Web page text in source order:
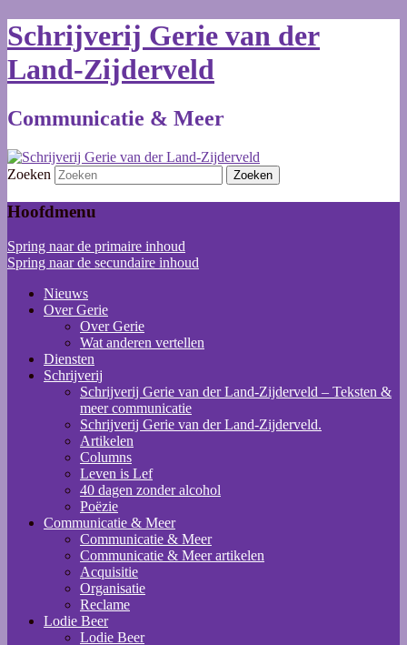
Schrijverij Gerie van der
Land-Zijderveld
Communicatie & Meer
Zoeken
Hoofdmenu
Spring naar de primaire inhoud
Spring naar de secundaire inhoud
Nieuws
Over Gerie
Over Gerie
Wat anderen vertellen
Diensten
Schrijverij
Schrijverij Gerie van der Land-Zijderveld – Teksten &
meer communicatie
Schrijverij Gerie van der Land-Zijderveld.
Artikelen
Columns
Leven is Lef
40 dagen zonder alcohol
Poëzie
Communicatie & Meer
Communicatie & Meer
Communicatie & Meer artikelen
Acquisitie
Organisatie
Reclame
Lodie Beer
Lodie Beer